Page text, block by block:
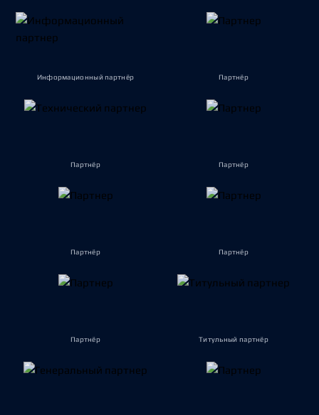
Информационный партнёр Партнёр
Партнёр Партнёр
Партнёр Партнёр
Партнёр Титульный партнёр